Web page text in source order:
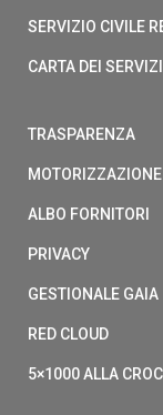
SERVIZIO CIVILE
CARTA DEI SERVIZI
TRASPARENZA
MOTORIZZAZIONE
ALBO FORNITORI
PRIVACY
GESTIONALE GAIA
RED CLOUD
5×1000 ALLA